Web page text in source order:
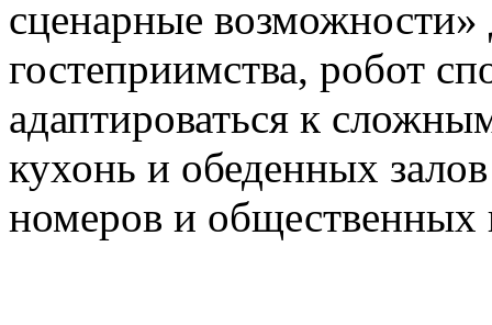
сценарные возможности»
гостеприимства, робот
адаптироваться к
кухонь и обеденных
номеров и общественных